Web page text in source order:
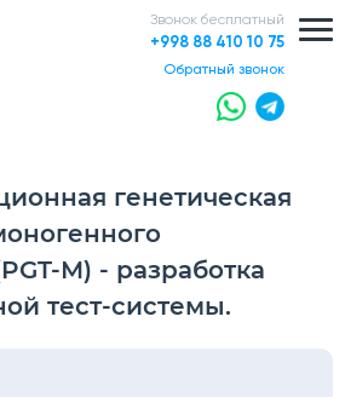
Звонок бесплатный
+998 88 410 10 75
обратный звонок
генетическая
М) - разработка
тест-системы.